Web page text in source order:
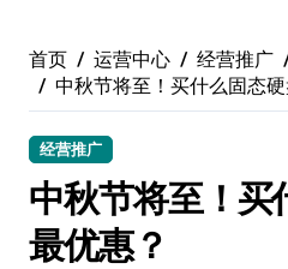
首页 运营中心 经营推广
中秋节将至！买什么固态
经营推广
中秋节将至！买
最优惠？